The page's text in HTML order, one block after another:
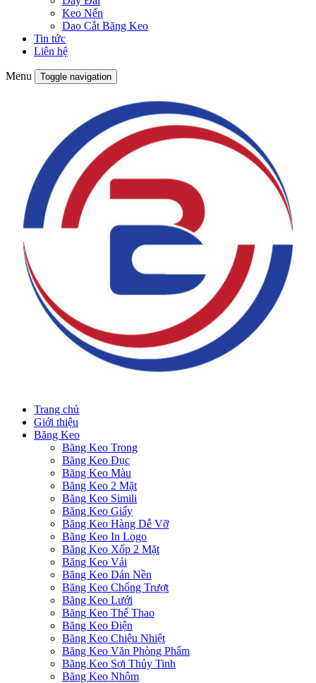
Keo Nến
Dao Cắt Băng Keo
Tin tức
Liên hệ
Menu Toggle navigation
Trang chủ
Giới thiệu
Băng Keo
Băng Keo Trong
Băng Keo Đục
Băng Keo Màu
Băng Keo 2 Mặt
Băng Keo Simili
Băng Keo Giấy
Băng Keo Hàng Dễ Vỡ
Băng Keo In Logo
Băng Keo Xốp 2 Mặt
Băng Keo Vải
Băng Keo Dán Nền
Băng Keo Chống Trượt
Băng Keo Lưới
Băng Keo Thể Thao
Băng Keo Điện
Băng Keo Chiệu Nhiệt
Băng Keo Văn Phòng Phẩm
Băng Keo Sợi Thủy Tinh
Băng Keo Nhôm